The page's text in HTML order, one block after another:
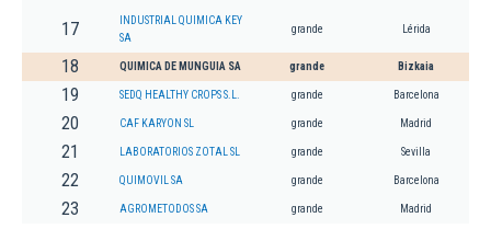
17
INDUSTRIAL QUIMICA KEY
SA
grande Lérida
18 QUIMICA DE MUNGUIA SA grande Bizkaia
19 SEDQ HEALTHY CROPS S.L. grande Barcelona
20 CAF KARYON SL grande Madrid
21 LABORATORIOS ZOTAL SL grande Sevilla
22 QUIMOVIL SA grande Barcelona
23 AGROMETODOS SA grande Madrid